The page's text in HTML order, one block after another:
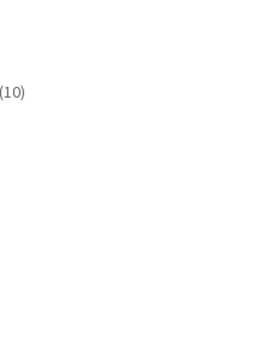
10productos